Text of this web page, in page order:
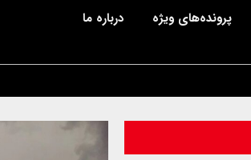
پرونده‌های ویژه درباره ما